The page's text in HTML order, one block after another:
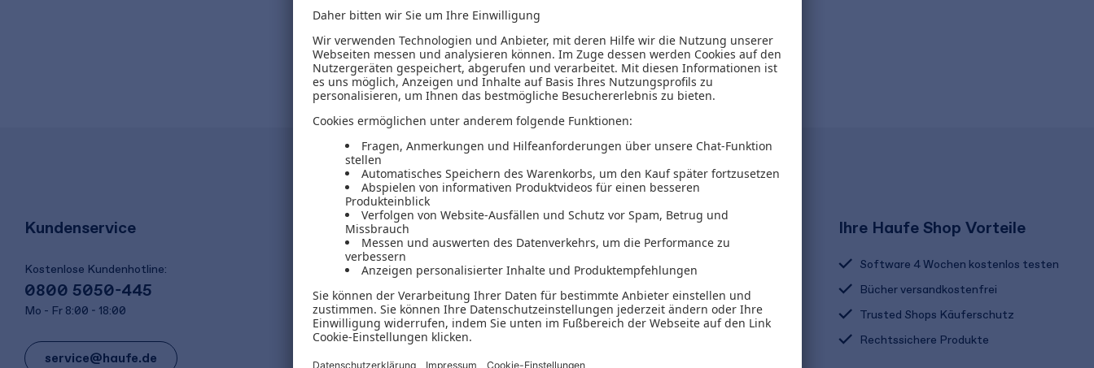
Kundenservice
Kostenlose Kundenhotline:
0800 5050-445
Mo - Fr 8:00 - 18:00
service@haufe.de
Versand & Zahlungsarten
Versandpauschalen
Ihre Haufe Shop Vorteile
Software 4 Wochen kostenlos testen
Bücher versandkostenfrei
Trusted Shops Käuferschutz
Rechtssichere Produkte